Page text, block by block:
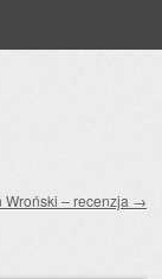
Wroński – recenzja →